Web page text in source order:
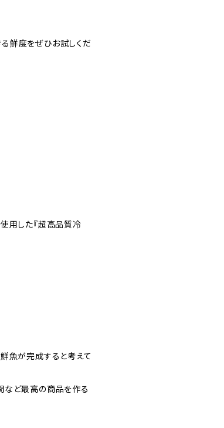
鮮度をぜひお試しくだ
用した『超高品質冷
魚が完成すると考えて
など最高の商品を作る